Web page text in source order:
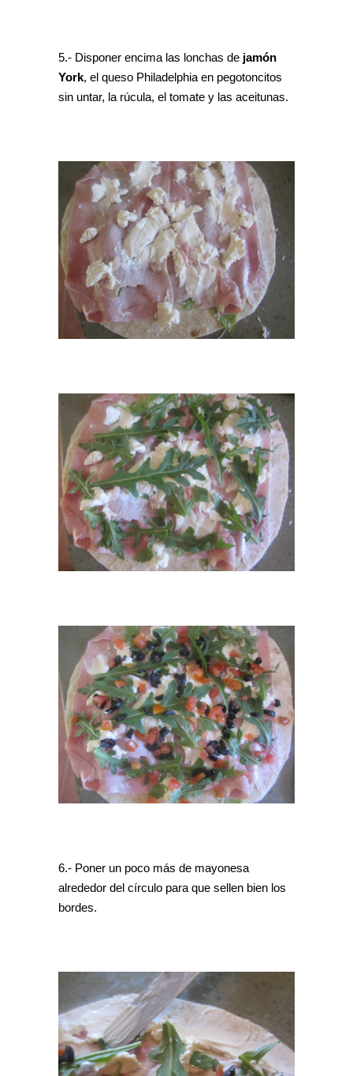
5.- Disponer encima las lonchas de jamón
York, el queso Philadelphia en pegotoncitos
sin untar, la rúcula, el tomate y las aceitunas.
6.- Poner un poco más de mayonesa
alrededor del círculo para que sellen bien los
bordes.